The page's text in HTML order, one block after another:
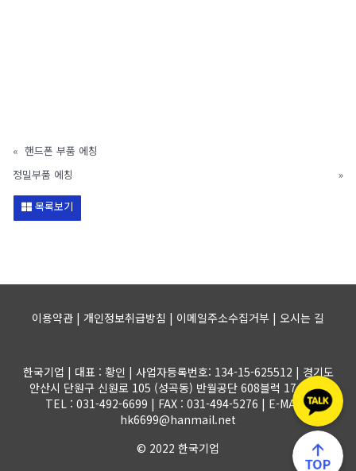
« 핸드폰 부품 에칭
정밀부품 에칭
»
목록보기
이용약관 | 개인정보취급방침 | 이메일주소수집거부 | 오시는 길
한국기업 | 대표 : 황인 | 사업자등록번호: 134-15-625512 | 경기도
안산시 단원구 신원로 105 (성곡동) 반월공단 608블럭 17-1롯트
TEL : 031-492-6699 | FAX : 031-494-5276 | E-MAIL :
hk6699@hanmail.net
© 2022 한국기업